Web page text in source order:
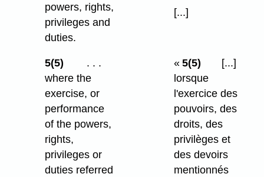
powers, rights,
privileges and
duties.
[...]
5(5)
. . .
where the
exercise, or
performance
of the powers,
rights,
privileges or
duties referred
« 5(5)
[...]
lorsque
l'exercice des
pouvoirs, des
droits, des
privilèges et
des devoirs
mentionnés